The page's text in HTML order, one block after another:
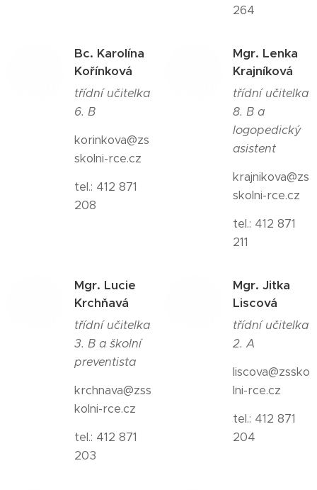
264
Bc. Karolína
Kořínková
třídní učitelka
6. B
korinkova@zs
skolni-rce.cz
tel.: 412 871
208
Mgr. Lenka
Krajníková
třídní učitelka
8. B a
logopedický
asistent
krajnikova@zs
skolni-rce.cz
tel.: 412 871
211
Mgr. Lucie
Krchňavá
třídní učitelka
3. B a školní
preventista
krchnava@zss
kolni-rce.cz
tel.: 412 871
203
Mgr. Jitka
Liscová
třídní učitelka
2. A
liscova@zssko
lni-rce.cz
tel.: 412 871
204